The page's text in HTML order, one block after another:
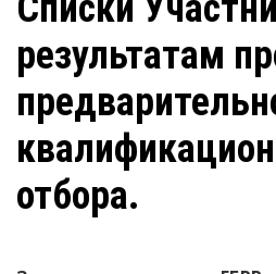
результатам
отбора.